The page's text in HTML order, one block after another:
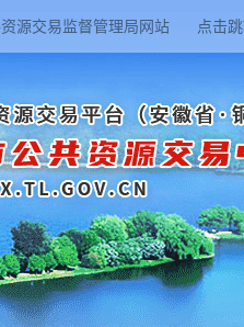
源交易监督管理局网站 点击